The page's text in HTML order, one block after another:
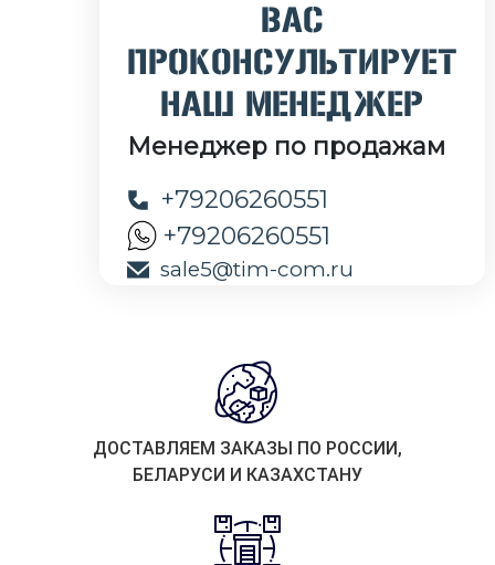
ВАС
ПРОКОНСУЛЬТИРУЕТ
НАШ МЕНЕДЖЕР
Менеджер по продажам
+79206260551
+79206260551
sale5@tim-com.ru
ДОСТАВЛЯЕМ ЗАКАЗЫ ПО РОССИИ,
БЕЛАРУСИ И КАЗАХСТАНУ